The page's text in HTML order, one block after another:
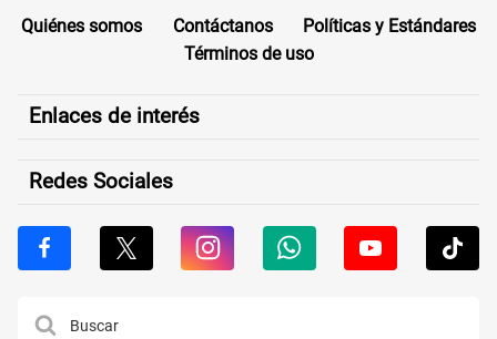
Quiénes somos Contáctanos
Políticas y Estándares
Términos de uso
Enlaces de interés
Redes Sociales